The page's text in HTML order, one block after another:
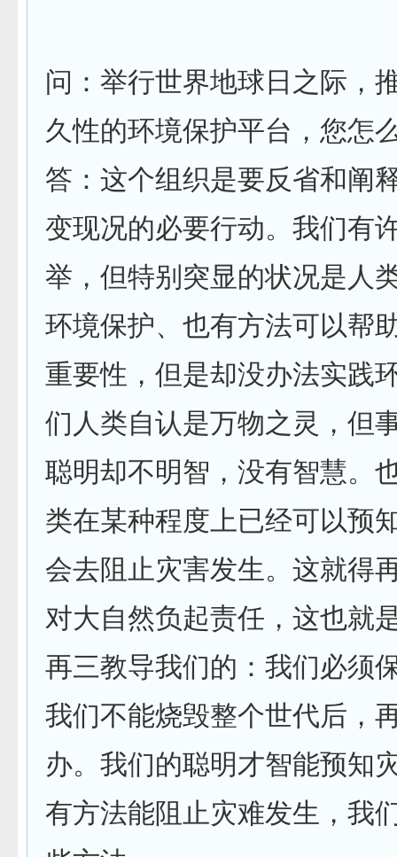
问：举行世界地球日之际，
久性的环境保护平台，您怎
答：这个组织是要反省和阐
变现况的必要行动。我们有
举，但特别突显的状况是人
环境保护、也有方法可以帮
重要性，但是却没办法实践
们人类自认是万物之灵，但
聪明却不明智，没有智慧。
类在某种程度上已经可以预
会去阻止灾害发生。这就得
对大自然负起责任，这也就
再三教导我们的：我们必须
我们不能烧毁整个世代后，
办。我们的聪明才智能预知
有方法能阻止灾难发生，我